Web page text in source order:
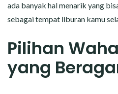
ada banyak hal menarik yang
sebagai tempat liburan kamu
Pilihan
yang